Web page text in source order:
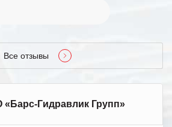
Все отзывы
Гидравлик Групп»